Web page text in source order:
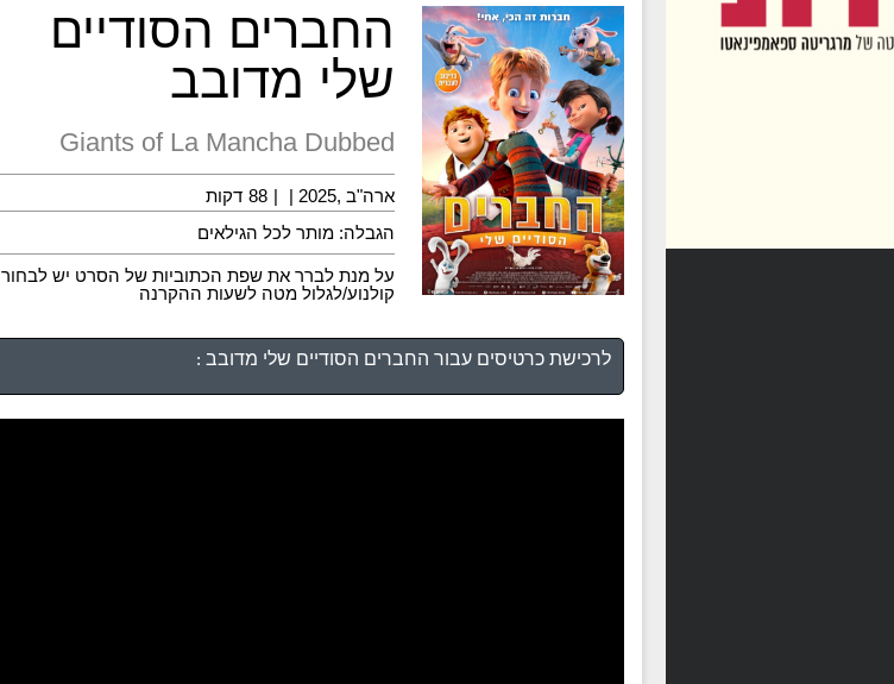
החברים הסודיים
שלי מדובב
Giants of La Mancha Dubbed
ארה"ב ,2025 | |
88 דקות
הגבלה: מותר לכל הגילאים
על מנת לברר את שפת הכתוביות של הסרט יש לבחור
קולנוע/לגלול מטה לשעות ההקרנה
לרכישת כרטיסים עבור החברים הסודיים שלי מדובב :